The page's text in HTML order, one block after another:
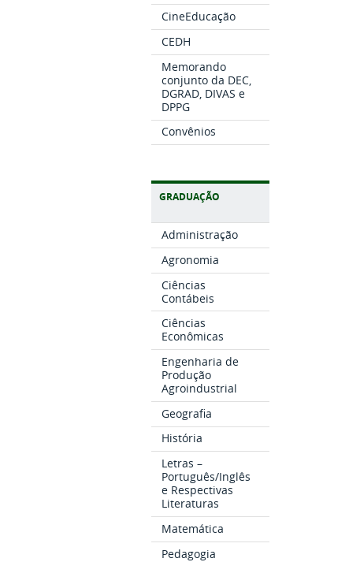
CineEducação
CEDH
Memorando
conjunto da DEC,
DGRAD, DIVAS e
DPPG
Convênios
GRADUAÇÃO
Administração
Agronomia
Ciências
Contábeis
Ciências
Econômicas
Engenharia de
Produção
Agroindustrial
Geografia
História
Letras –
Português/Inglês
e Respectivas
Literaturas
Matemática
Pedagogia